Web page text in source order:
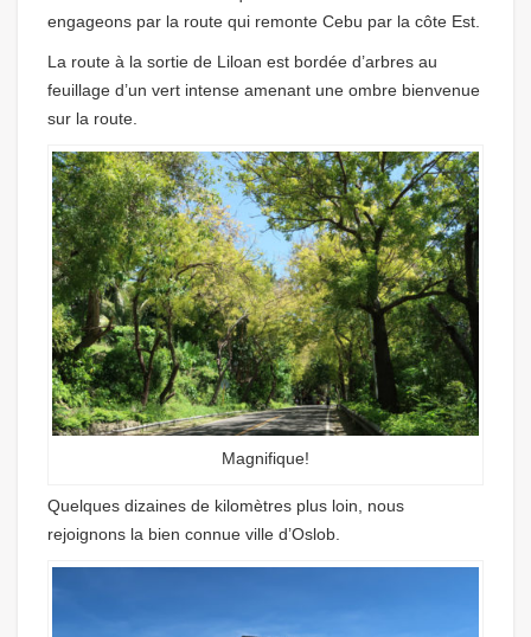
engageons par la route qui remonte Cebu par la côte Est.
La route à la sortie de Liloan est bordée d’arbres au
feuillage d’un vert intense amenant une ombre bienvenue
sur la route.
Magnifique!
Quelques dizaines de kilomètres plus loin, nous
rejoignons la bien connue ville d’Oslob.